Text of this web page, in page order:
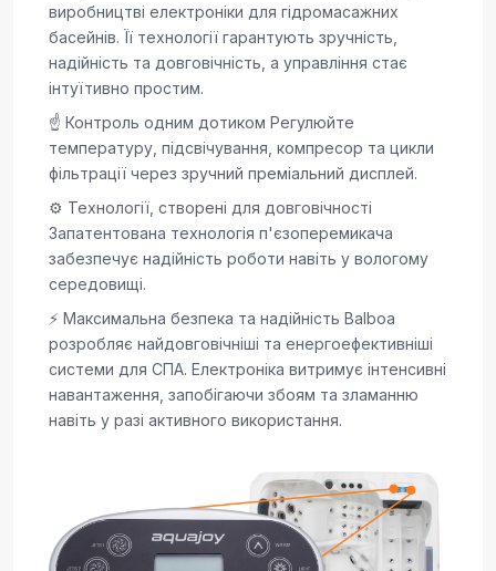
виробництві електроніки для гідромасажних
басейнів. Її технології гарантують зручність,
надійність та довговічність, а управління стає
інтуїтивно простим.
☝️ Контроль одним дотиком Регулюйте
температуру, підсвічування, компресор та цикли
фільтрації через зручний преміальний дисплей.
⚙️ Технології, створені для довговічності
Запатентована технологія п'єзоперемикача
забезпечує надійність роботи навіть у вологому
середовищі.
⚡ Максимальна безпека та надійність Balboa
розробляє найдовговічніші та енергоефективніші
системи для СПА. Електроніка витримує інтенсивні
навантаження, запобігаючи збоям та зламанню
навіть у разі активного використання.